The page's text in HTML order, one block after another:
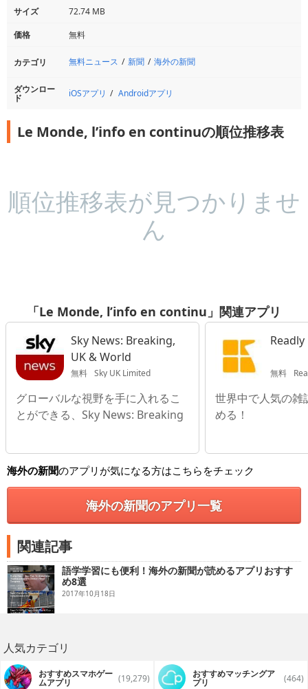
サイズ
72.74 MB
価格
無料
カテゴリ 無料ニュース 新聞 海外の新聞
ダウンロー
ド iOSアプリ Androidアプリ
Le Monde, l’info en continuの順位推移表
順位推移表が見つかりませ
ん
「Le Monde, l’info en continu」関連アプリ
Sky News: Breaking,
UK & World
無料 Sky UK Limited
グローバルな視野を手に入れるこ
とができる、Sky News: Breaking
Readly
無料
世界中で人気の雑
める！
海外の新聞のアプリが気になる方はこちらをチェック
海外の新聞のアプリ一覧
関連記事
語学学習にも便利！海外の新聞が読めるアプリおすす
め8選
2017年10月18日
人気カテゴリ
おすすめスマホゲー
ムアプリ (19,279) おすすめマッチングア
プリ (464)